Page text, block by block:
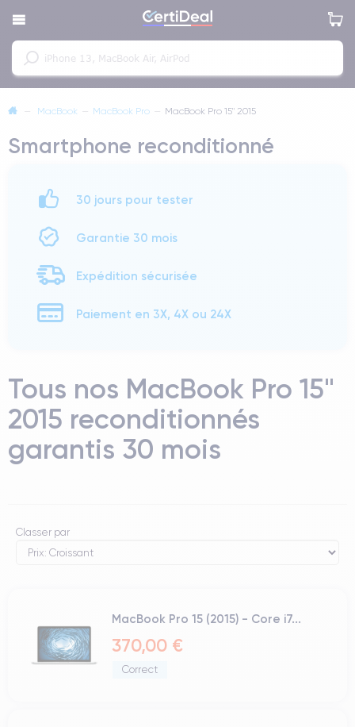
— MacBook — MacBook Pro — MacBook Pro 15" 2015
Smartphone reconditionné
30 jours pour tester
Garantie 30 mois
Expédition sécurisée
Paiement en 3X, 4X ou 24X
Tous nos MacBook Pro 15"
2015 reconditionnés
garantis 30 mois
Classer par
MacBook Pro 15 (2015) - Core i7...
370,00 €
Correct